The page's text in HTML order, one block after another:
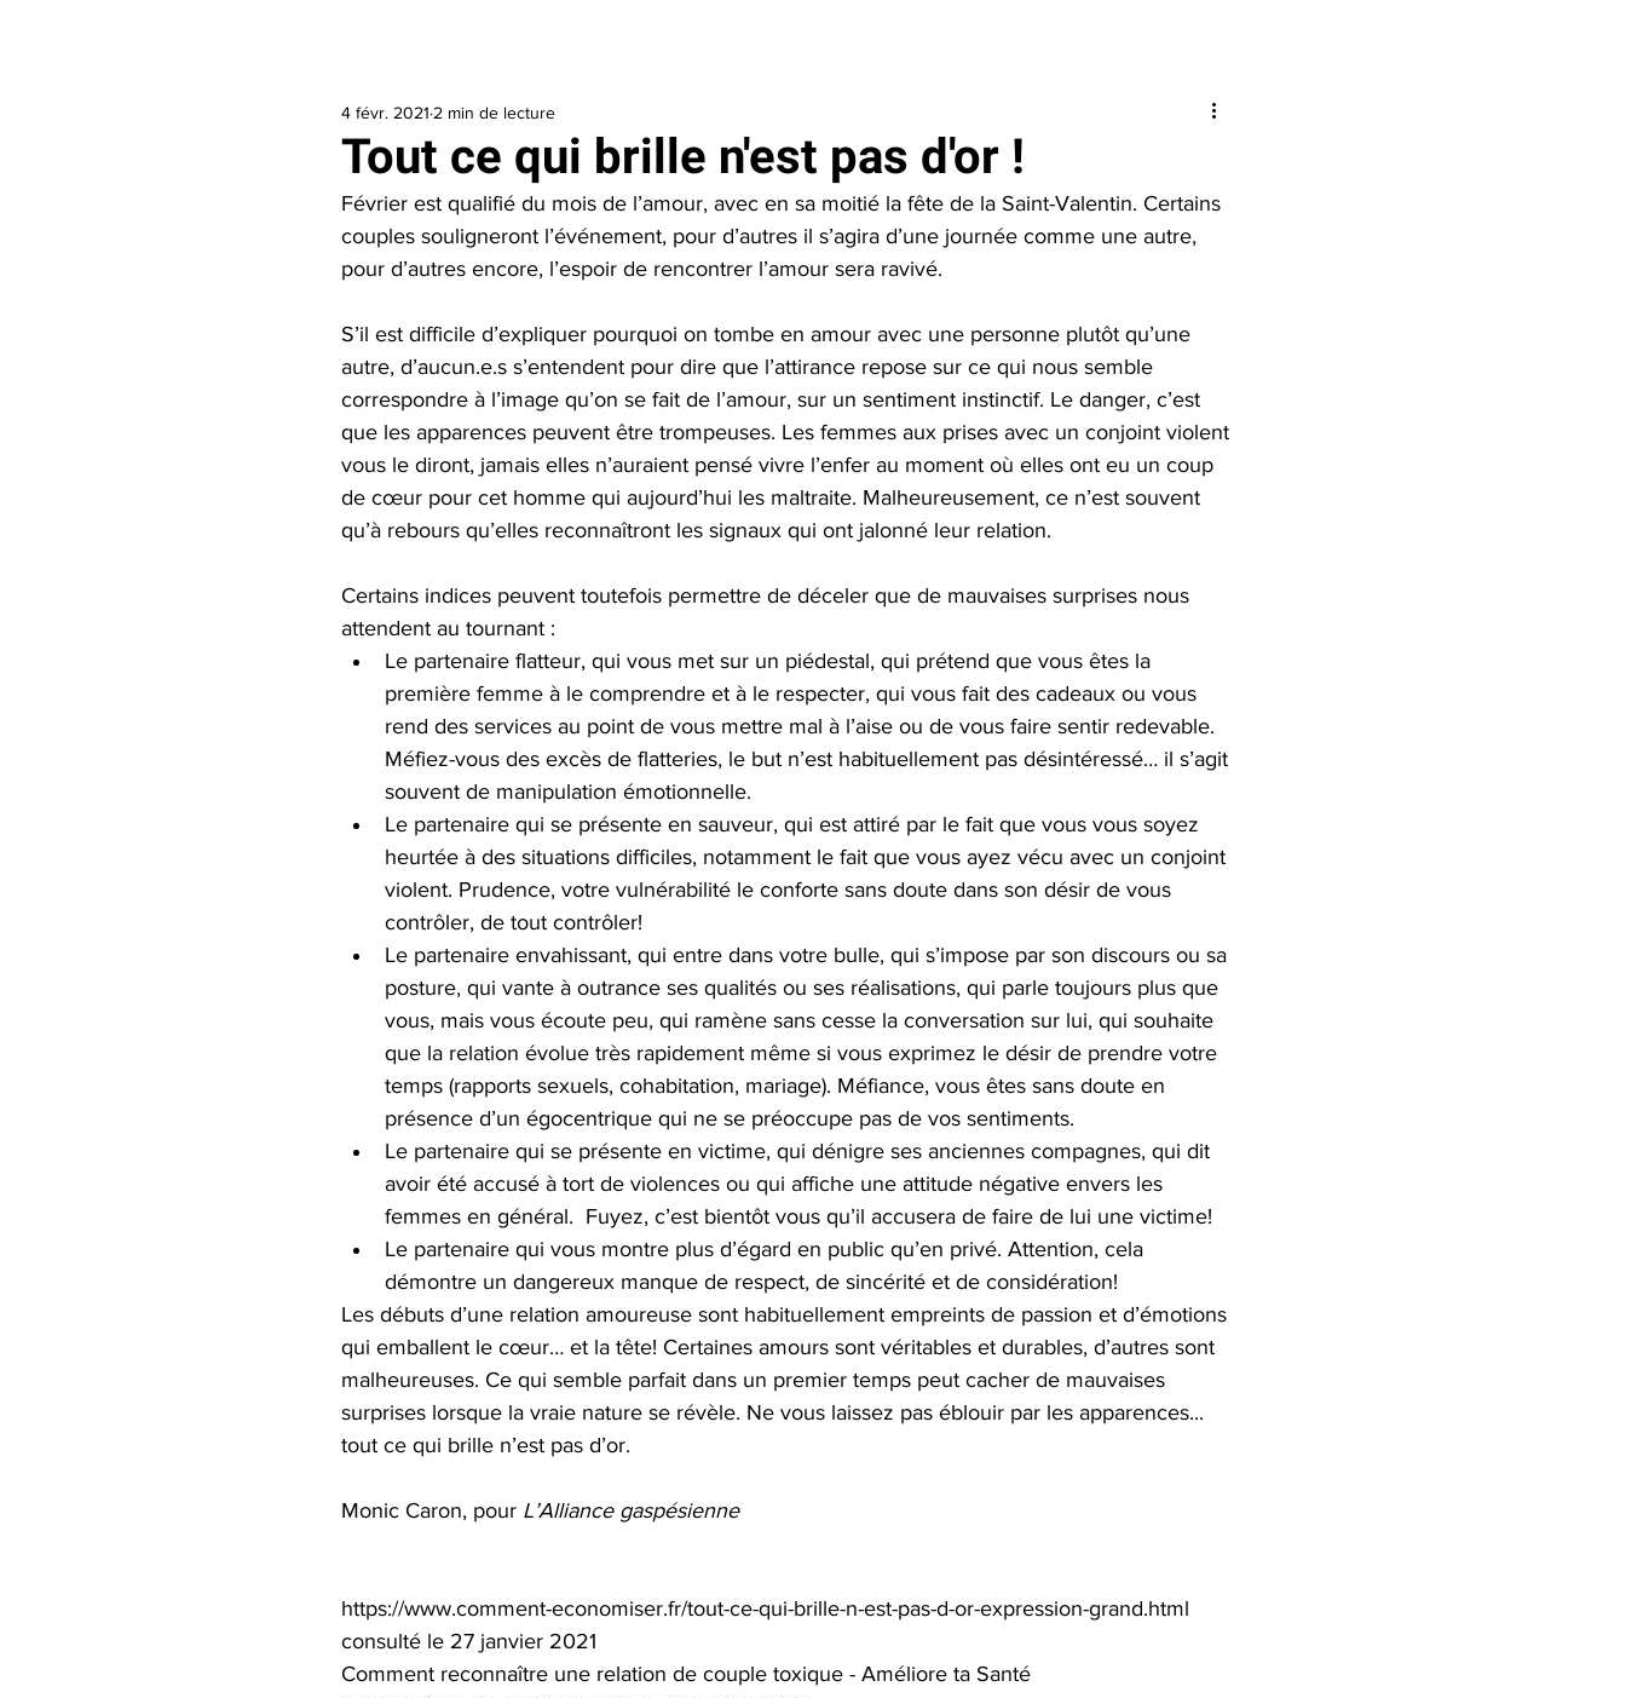
Tout ce qui brille n'est pas d'or !
4 févr. 2021 2 min de lecture
Février est qualifié du mois de l’amour, avec en sa moitié la fête de la Saint-Valentin. Certains
couples souligneront l’événement, pour d’autres il s’agira d’une journée comme une autre,
pour d’autres encore, l’espoir de rencontrer l’amour sera ravivé.
S’il est difficile d’expliquer pourquoi on tombe en amour avec une personne plutôt qu’une
autre, d’aucun.e.s s’entendent pour dire que l’attirance repose sur ce qui nous semble
correspondre à l’image qu’on se fait de l’amour, sur un sentiment instinctif. Le danger, c’est
que les apparences peuvent être trompeuses. Les femmes aux prises avec un conjoint violent
vous le diront, jamais elles n’auraient pensé vivre l’enfer au moment où elles ont eu un coup
de cœur pour cet homme qui aujourd’hui les maltraite. Malheureusement, ce n’est souvent
qu’à rebours qu’elles reconnaîtront les signaux qui ont jalonné leur relation.
Certains indices peuvent toutefois permettre de déceler que de mauvaises surprises nous
attendent au tournant :
Le partenaire flatteur, qui vous met sur un piédestal, qui prétend que vous êtes la
première femme à le comprendre et à le respecter, qui vous fait des cadeaux ou vous
rend des services au point de vous mettre mal à l’aise ou de vous faire sentir redevable.
Méfiez-vous des excès de flatteries, le but n’est habituellement pas désintéressé… il s’agit
souvent de manipulation émotionnelle.
Le partenaire qui se présente en sauveur, qui est attiré par le fait que vous vous soyez
heurtée à des situations difficiles, notamment le fait que vous ayez vécu avec un conjoint
violent. Prudence, votre vulnérabilité le conforte sans doute dans son désir de vous
contrôler, de tout contrôler!
Le partenaire envahissant, qui entre dans votre bulle, qui s’impose par son discours ou sa
posture, qui vante à outrance ses qualités ou ses réalisations, qui parle toujours plus que
vous, mais vous écoute peu, qui ramène sans cesse la conversation sur lui, qui souhaite
que la relation évolue très rapidement même si vous exprimez le désir de prendre votre
temps (rapports sexuels, cohabitation, mariage). Méfiance, vous êtes sans doute en
présence d’un égocentrique qui ne se préoccupe pas de vos sentiments.
Le partenaire qui se présente en victime, qui dénigre ses anciennes compagnes, qui dit
avoir été accusé à tort de violences ou qui affiche une attitude négative envers les
femmes en général.  Fuyez, c’est bientôt vous qu’il accusera de faire de lui une victime!
Le partenaire qui vous montre plus d’égard en public qu’en privé. Attention, cela
démontre un dangereux manque de respect, de sincérité et de considération!
Les débuts d’une relation amoureuse sont habituellement empreints de passion et d’émotions
qui emballent le cœur… et la tête! Certaines amours sont véritables et durables, d’autres sont
malheureuses. Ce qui semble parfait dans un premier temps peut cacher de mauvaises
surprises lorsque la vraie nature se révèle. Ne vous laissez pas éblouir par les apparences...
tout ce qui brille n’est pas d’or.
Monic Caron, pour L’Alliance gaspésienne
https://www.comment-economiser.fr/tout-ce-qui-brille-n-est-pas-d-or-expression-grand.html
consulté le 27 janvier 2021
Comment reconnaître une relation de couple toxique - Améliore ta Santé